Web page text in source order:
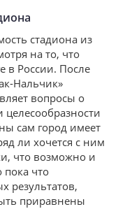
стадиона из
на то, что
в России. После
Нальчик»
вопросы о
сам город имеет
ли хочется с ним
что возможно и
пока что
результатов,
приравнены